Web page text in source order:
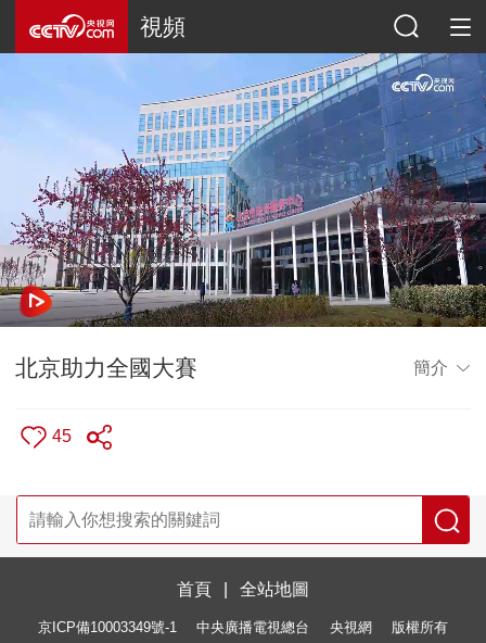
視頻
北京助力全國大賽 簡介
45
首頁 全站地圖
京ICP備10003349號-1 中央廣播電視總台 央視網 版權所有